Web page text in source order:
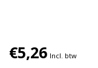
€5,26 Incl. btw